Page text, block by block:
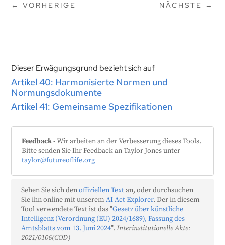
←VORHERIGE NÄCHSTE →
Dieser Erwägungsgrund bezieht sich auf
Artikel 40: Harmonisierte Normen und
Normungsdokumente
Artikel 41: Gemeinsame Spezifikationen
Feedback- Wir arbeiten an der Verbesserung dieses Tools.
Bitte senden Sie Ihr Feedback an Taylor Jones unter
taylor@futureoflife.org
Sehen Sie sich denoffiziellen Textan, oder durchsuchen
Sie ihn online mit unseremAI Act Explorer. Der in diesem
Tool verwendete Text ist das "Gesetz über künstliche
Intelligenz (Verordnung (EU) 2024/1689), Fassung des
Amtsblatts vom 13. Juni 2024".Interinstitutionelle Akte:
2021/0106(COD)